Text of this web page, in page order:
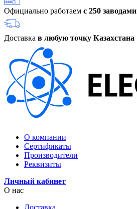
Официально работаем с 250 заводами
Доставка в любую точку Казахстана
О компании
Сертификаты
Производители
Реквизиты
Личный кабинет
О нас